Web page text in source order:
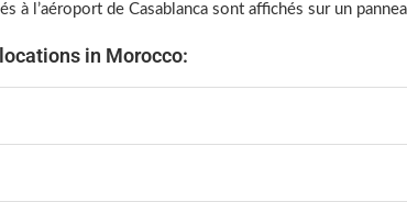
à l’aéroport de Casablanca sont affichés sur un
in Morocco: